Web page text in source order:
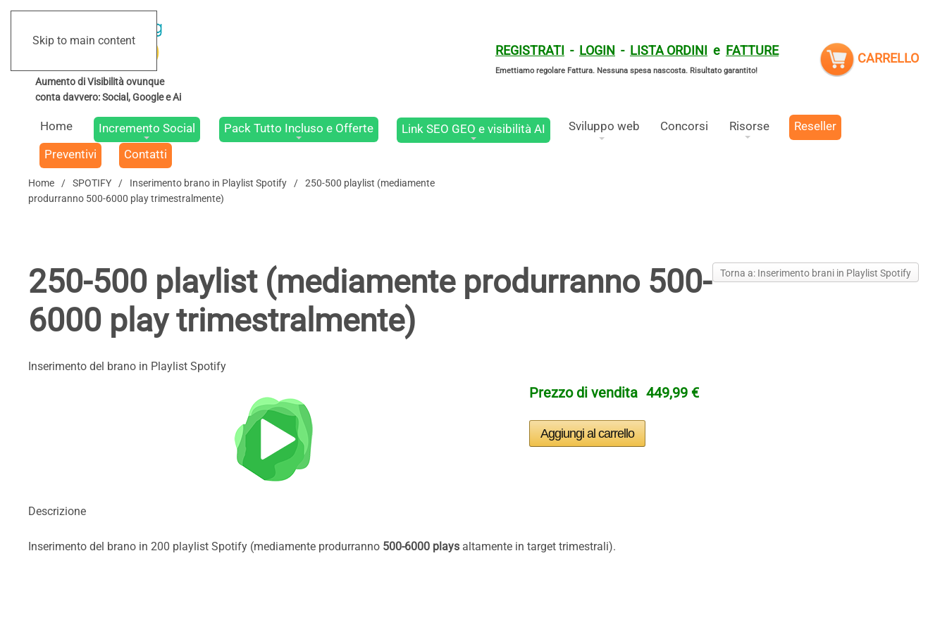
Skip to main content
REGISTRATI - LOGIN - LISTA ORDINI e FATTURE
Emettiamo regolare Fattura. Nessuna spesa nascosta. Risultato garantito!
CARRELLO
Home Incremento Social Pack Tutto Incluso e Offerte Link SEO GEO e visibilità AI Sviluppo web Concorsi Risorse
Reseller
Preventivi
Contatti
Home SPOTIFY Inserimento brano in Playlist Spotify
250-500 playlist (mediamente
produrranno 500-6000 play trimestralmente)
Torna a: Inserimento brani in Playlist Spotify
250-500 playlist (mediamente produrranno 500-
6000 play trimestralmente)
Inserimento del brano in Playlist Spotify
Prezzo di vendita 449,99 €
Descrizione
Inserimento del brano in 200 playlist Spotify (mediamente produrranno 500-6000 plays altamente in target trimestrali).